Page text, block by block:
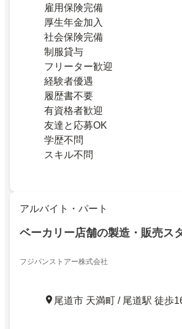
雇用保険完備
厚生年金加入
社会保険完備
制服貸与
フリーター歓迎
経験者優遇
履歴書不要
有資格者歓迎
友達と応募OK
学歴不問
スキル不問
アルバイト・パート
ベーカリー店舗の製造・販売ス
フジパンストアー株式会社
尾道市 天満町 / 尾道駅 徒歩